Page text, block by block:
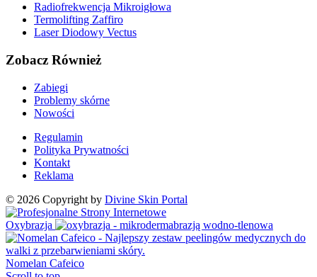
Radiofrekwencja Mikroigłowa
Termolifting Zaffiro
Laser Diodowy Vectus
Zobacz Również
Zabiegi
Problemy skórne
Nowości
Regulamin
Polityka Prywatności
Kontakt
Reklama
© 2026 Copyright by Divine Skin Portal
Oxybrazja
Nomelan Cafeico